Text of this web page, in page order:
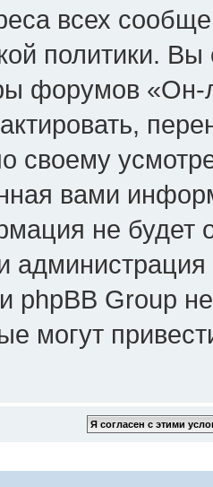
всех
политики.
форумов
своему
вами
не будет
phpBB Group
могут